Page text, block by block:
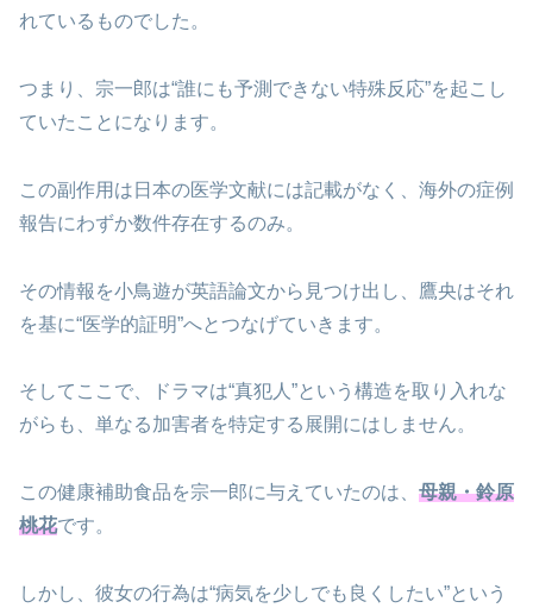
れているものでした。
つまり、宗一郎は“誰にも予測できない特殊反応”を起こし
ていたことになります。
この副作用は日本の医学文献には記載がなく、海外の症例
報告にわずか数件存在するのみ。
その情報を小鳥遊が英語論文から見つけ出し、鷹央はそれ
を基に“医学的証明”へとつなげていきます。
そしてここで、ドラマは“真犯人”という構造を取り入れな
がらも、単なる加害者を特定する展開にはしません。
この健康補助食品を宗一郎に与えていたのは、 母親・鈴原
桃花です。
しかし、彼女の行為は“病気を少しでも良くしたい”という